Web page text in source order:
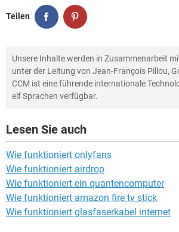
Teilen
Unsere Inhalte werden in Zusammenarbeit
unter der Leitung von Jean-François Pillou,
CCM ist eine führende internationale
elf Sprachen verfügbar.
Lesen Sie auch
Wie funktioniert onlyfans
Wie funktioniert airdrop
Wie funktioniert ein quantencomputer
Wie funktioniert amazon fire tv stick
Wie funktioniert glasfaserkabel internet